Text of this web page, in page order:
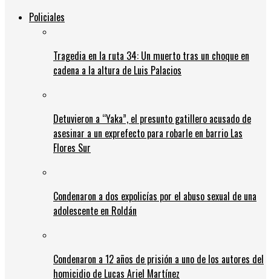
Policiales
Tragedia en la ruta 34: Un muerto tras un choque en
cadena a la altura de Luis Palacios
Detuvieron a “Yaka”, el presunto gatillero acusado de
asesinar a un exprefecto para robarle en barrio Las
Flores Sur
Condenaron a dos expolicías por el abuso sexual de una
adolescente en Roldán
Condenaron a 12 años de prisión a uno de los autores del
homicidio de Lucas Ariel Martínez